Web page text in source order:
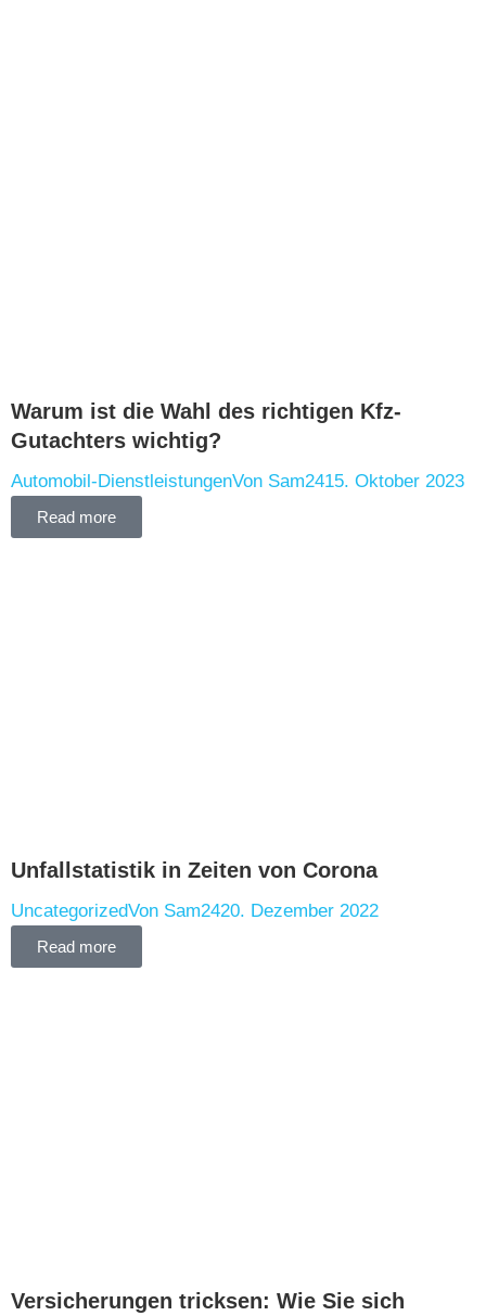
Warum ist die Wahl des richtigen Kfz-
Gutachters wichtig?
Automobil-DienstleistungenVon Sam2415. Oktober 2023
Read more
Unfallstatistik in Zeiten von Corona
UncategorizedVon Sam2420. Dezember 2022
Read more
Versicherungen tricksen: Wie Sie sich